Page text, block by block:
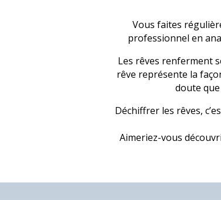
Vous faites
professionnel en
Les rêves renferment
rêve représente la
doute
Déchiffrer les rêves,
Aimeriez-vous